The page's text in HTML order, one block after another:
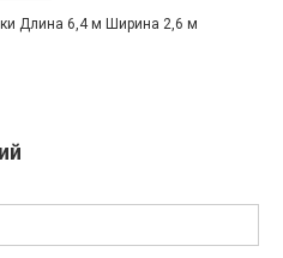
Длина 6,4 м Ширина 2,6 м